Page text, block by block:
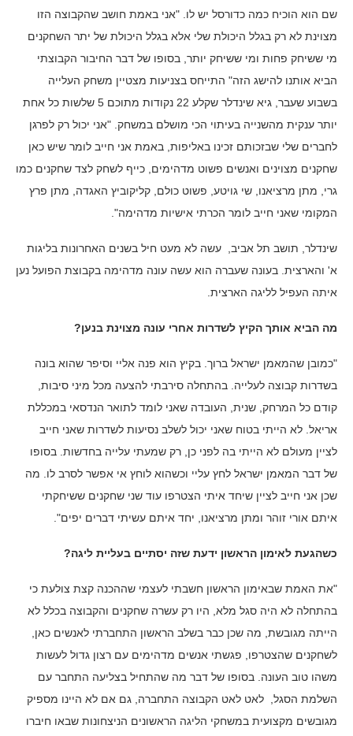
שם הוא הוכיח כמה כדורסל יש לו. "אני באמת חושב שהקבוצה הזו
מצוינת לא רק בגלל היכולת שלי אלא בגלל היכולת של יתר השחקנים
מי ששיחק פחות ומי ששיחק יותר, בסופו של דבר החיבור הקבוצתי
הביא אותנו להישג הזה" התייחס בצניעות מצטיין משחק העלייה
בשבוע שעבר, גיא שינדלר שקלע 22 נקודות מתוכם 5 שלשות כל אחת
יותר ענקית מהשנייה בעיתוי הכי מושלם במשחק. "אני יכול רק לפרגן
לחברים שלי שבזכותם זכינו באליפות, באמת אני חייב לומר שיש כאן
שחקנים מצוינים ואנשים פשוט מדהימים, כייף לשחק לצד שחקנים כמו
גרי, מתן מרציאנו, שי גויטע, פשוט כולם, קליקוביץ האגדה, מתן פרץ
המקומי שאני חייב לומר הכרתי אישיות מדהימה".
שינדלר, תושב תל אביב, עשה לא מעט חיל בשנים האחרונות בליגות
א' והארצית. בעונה שעברה הוא עשה עונה מדהימה בקבוצת הפועל נען
איתה העפיל לליגה הארצית.
מה הביא אותך הקיץ לשדרות אחרי עונה מצוינת בנען?
"כמובן שהמאמן ישראל ברוך. בקיץ הוא פנה אליי וסיפר שהוא בונה
בשדרות קבוצה לעלייה. בהתחלה סירבתי להצעה מכל מיני סיבות,
קודם כל המרחק, שנית, העובדה שאני לומד לתואר הנדסאי במכללת
אריאל. לא הייתי בטוח שאני יכול לשלב נסיעות לשדרות שאני חייב
לציין מעולם לא הייתי בה לפני כן, רק שמעתי עלייה בחדשות. בסופו
של דבר המאמן ישראל לחץ עליי וכשהוא לוחץ אי אפשר לסרב לו. מה
שכן אני חייב לציין שיחד איתי הצטרפו עוד שני שחקנים ששיחקתי
איתם אורי זוהר ומתן מרציאנו, יחד איתם עשיתי דברים יפים".
כשהגעת לאימון הראשון ידעת שזה יסתיים בעליית ליגה?
"את האמת שבאימון הראשון חשבתי לעצמי שההכנה קצת צולעת כי
בהתחלה לא היה סגל מלא, היו רק עשרה שחקנים והקבוצה בכלל לא
הייתה מגובשת, מה שכן כבר בשלב הראשון התחברתי לאנשים כאן,
לשחקנים שהצטרפו, פגשתי אנשים מדהימים עם רצון גדול לעשות
משהו טוב העונה. בסופו של דבר מה שהתחיל בצליעה התחבר עם
השלמת הסגל, לאט לאט הקבוצה התחברה, גם אם לא היינו מספיק
מגובשים מקצועית במשחקי הליגה הראשונים הניצחונות שבאו חיברו